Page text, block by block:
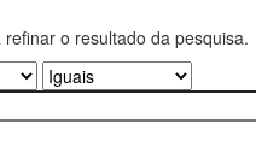
o resultado da pesquisa.